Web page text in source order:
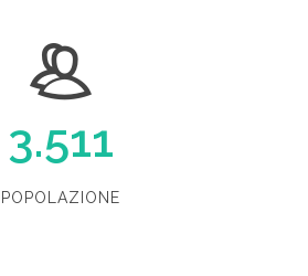
3.511
POPOLAZIONE